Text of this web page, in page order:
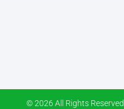
© 2026 All Rights Reserved.